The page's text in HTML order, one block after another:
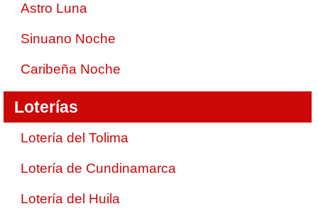
Astro Luna
Sinuano Noche
Caribeña Noche
Loterías
Lotería del Tolima
Lotería de Cundinamarca
Lotería del Huila